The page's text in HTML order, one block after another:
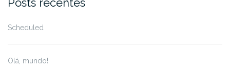
Scheduled
Olá, mundo!